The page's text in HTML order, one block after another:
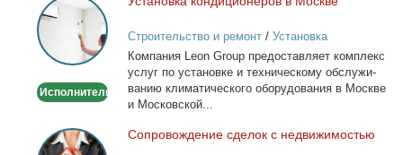
Установка
кондиционеров
в
Москве
Исполнитель
Строительство и ремонт/ Установка
кондиционеров
Ком­па­ния Leon Group предо­став­ля­ет ком­плекс
услуг по уста­нов­ке и тех­ни­че­ско­му об­слу­жи­
ва­нию кли­ма­ти­че­ско­го обо­ру­до­ва­ния в Москве
и Мос­ков­ской...
СопровождениеСо­про­вож­де­ние сде­лок с недви­жи­мо­стью